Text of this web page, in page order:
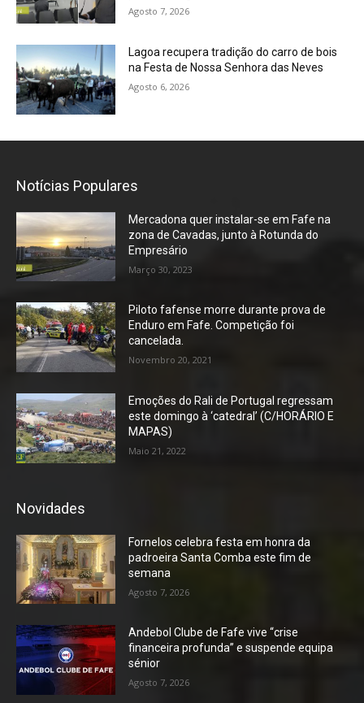
Agosto 7, 2026
Lagoa recupera tradição do carro de bois
na Festa de Nossa Senhora das Neves
Agosto 6, 2026
Notícias Populares
Mercadona quer instalar-se em Fafe na
zona de Cavadas, junto à Rotunda do
Empresário
Março 30, 2023
Piloto fafense morre durante prova de
Enduro em Fafe. Competição foi
cancelada.
Novembro 20, 2021
Emoções do Rali de Portugal regressam
este domingo à ‘catedral’ (C/HORÁRIO E
MAPAS)
Maio 21, 2022
Novidades
Fornelos celebra festa em honra da
padroeira Santa Comba este fim de
semana
Agosto 7, 2026
Andebol Clube de Fafe vive “crise
financeira profunda” e suspende equipa
sénior
Agosto 7, 2026